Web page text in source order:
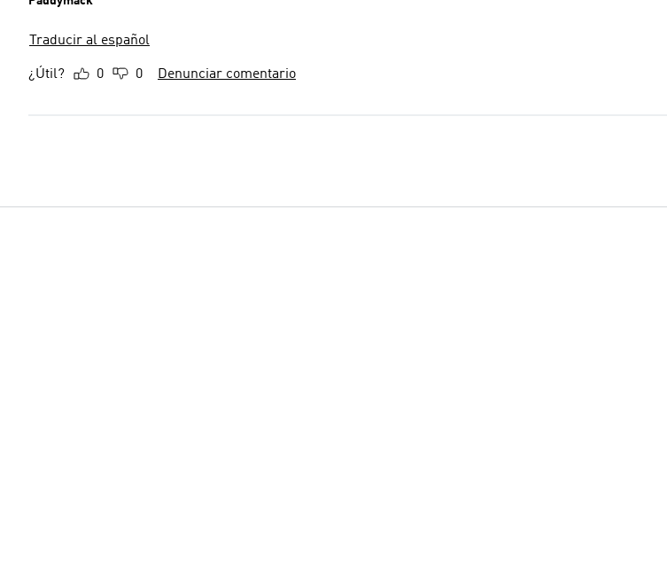
Traducir al español
¿Útil? 0 0 Denunciar comentario